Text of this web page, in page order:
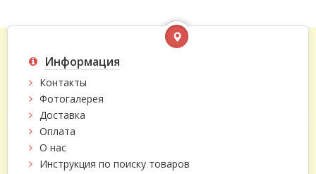
Информация
Контакты
Фотогалерея
Доставка
Оплата
О нас
Инструкция по поиску товаров